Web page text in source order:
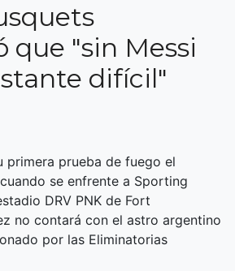
que "sin Messi
difícil"
primera prueba de fuego el
se enfrente a Sporting
DRV PNK de Fort
no contará con el astro argentino
por las Eliminatorias